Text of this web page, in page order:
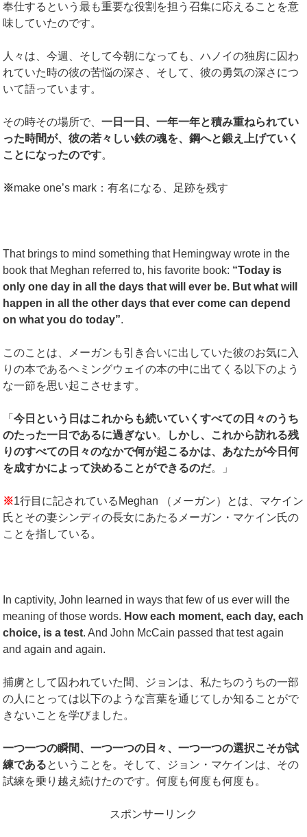
奉仕するという最も重要な役割を担う召集に応えることを意
味していたのです。
人々は、今週、そして今朝になっても、ハノイの独房に囚わ
れていた時の彼の苦悩の深さ、そして、彼の勇気の深さにつ
いて語っています。
その時その場所で、一日一日、一年一年と積み重ねられてい
った時間が、彼の若々しい鉄の魂を、鋼へと鍛え上げていく
ことになったのです。
※make one’s mark：有名になる、足跡を残す
That brings to mind something that Hemingway wrote in the
book that Meghan referred to, his favorite book: “Today is
only one day in all the days that will ever be. But what will
happen in all the other days that ever come can depend
on what you do today”.
このことは、メーガンも引き合いに出していた彼のお気に入
りの本であるヘミングウェイの本の中に出てくる以下のよう
な一節を思い起こさせます。
「今日という日はこれからも続いていくすべての日々のうち
のたった一日であるに過ぎない。
しかし、これから訪れる残
りのすべての日々のなかで何が起こるかは、あなたが今日何
を成すかによって決めることができるのだ。」
※1行目に記されているMeghan （メーガン）とは、マケイン
氏とその妻シンディの長女にあたるメーガン・マケイン氏の
ことを指している。
In captivity, John learned in ways that few of us ever will the
meaning of those words. How each moment, each day, each
choice, is a test. And John McCain passed that test again
and again and again.
捕虜として囚われていた間、ジョンは、私たちのうちの一部
の人にとっては以下のような言葉を通じてしか知ることがで
きないことを学びました。
一つ一つの瞬間、一つ一つの日々、一つ一つの選択こそが試
練であるということを。そして、ジョン・マケインは、その
試練を乗り越え続けたのです。何度も何度も何度も。
スポンサーリンク